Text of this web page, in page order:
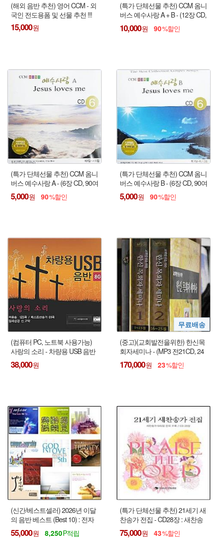
(해외 음반 추천) 영어 CCM - 외
국인 전도용폼 및 선물 추천 !!!
15,000
(특가 단체선물 추천) CCM 옴니
버스 예수사랑 A + B - (12장 CD,
180여곡)
10,000 90
(특가 단체선물 추천) CCM 옴니
버스 예수사랑 A - (6장 CD, 90여
곡)
5,000 90
(특가 단체선물 추천) CCM 옴니
버스 예수사랑 B - (6장 CD, 90여
곡)
5,000 90
(컴퓨터 PC, 노트북 사용가능)
사랑의 소리 - 차량용 USB 음반
(8GB) : 복음성가 123곡, 베스트
찬송가 61곡, 개역개정판 입체
38,000
(중고)(교회발전을위한) 한신목
회자세미나 - (MP3 전21CD, 24
집 없음 / Software 17CD)
170,000 23
(신간/베스트셀러) 2026년 이달
의 음반 베스트 (Best 10) : 전자
성경/CD / USB음반
55,000 8,250
(특가 단체선물 추천) 21세기 새
찬송가 전집 - CD28장 : 새찬송
가 645장 전곡수록
75,000 43